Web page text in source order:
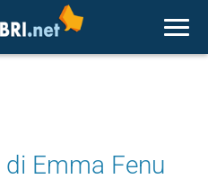
di Emma Fenu